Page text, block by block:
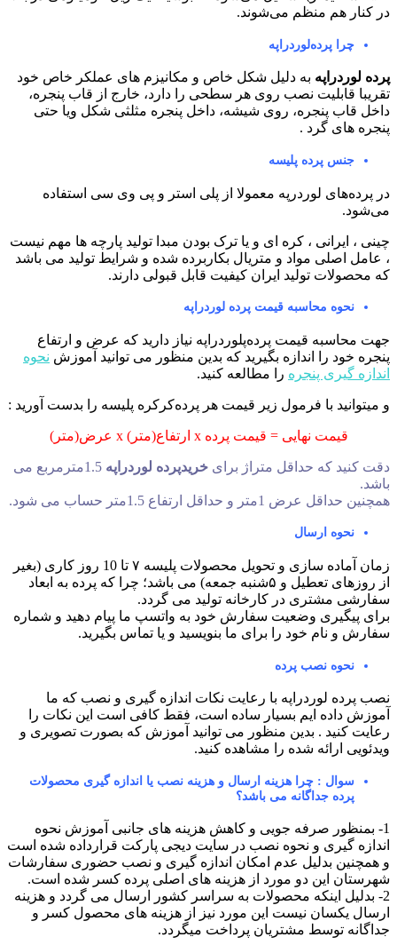
کنار هم منظم می‌شوند.
چرا پرده‌لوردراپه
لوردراپهبه دلیل شکل خاص و مکانیزم های عملکر خاص خود
قابلیت نصب روی هر سطحی را دارد، خارج از قاب پنجره،
قاب پنجره، روی شیشه، داخل پنجره مثلثی شکل ویا حتی
های گرد .
جنس پرده پلیسه
پرده‌های لوردرپه معمولا از پلی استر و پی وی سی استفاده
، ایرانی ، کره ای و یا ترک بودن مبدا تولید پارچه ها مهم نیست
عامل اصلی مواد و متریال بکاربرده شده و شرایط تولید می باشد
محصولات تولید ایران کیفیت قابل قبولی دارند.
نحوه محاسبه قیمت پرده لوردراپه
محاسبه قیمت پرده‌پلوردراپه نیاز دارید که عرض و ارتفاع
خود را اندازه بگیرید که بدین منظور می توانید آموزش نحوه
گیری پنجره را مطالعه کنید.
میتوانید با فرمول زیر قیمت هر پرده‌کرکره پلیسه را بدست آورید :
قیمت نهایی = قیمت پرده x ارتفاع(متر) x عرض(متر)
کنید که حداقل متراژ برایخریدپرده لوردراپه
1.5مترمربع می
حداقل عرض 1متر و حداقل ارتفاع 1.5متر حساب می شود.
نحوه ارسال
زمان آماده سازی و تحویل محصولات پلیسه ۷ تا 10 روز کاری (بغیر
از روزهای تعطیل و ۵شنبه جمعه) می باشد؛ چرا که پرده به ابعاد
مشتری در کارخانه تولید می گردد.
پیگیری وضعیت سفارش خود به واتسپ ما پیام دهید و شماره
و نام خود را برای ما بنویسید و یا تماس بگیرید.
نحوه نصب پرده
پرده لوردراپه با رعایت نکات اندازه گیری و نصب که ما
داده ایم بسیار ساده است، فقط کافی است این نکات را
کنید . بدین منظور می توانید آموزش که بصورت تصویری و
ارائه شده را مشاهده کنید.
سوال : چرا هزینه ارسال و هزینه نصب یا اندازه گیری محصولات
پرده جداگانه می باشد؟
1- بمنظور صرفه جویی و کاهش هزینه های جانبی آموزش نحوه
گیری و نحوه نصب در سایت دیجی پارکت قرارداده شده است
همچنین بدلیل عدم امکان اندازه گیری و نصب حضوری سفارشات
این دو مورد از هزینه های اصلی پرده کسر شده است.
2- بدلیل اینکه محصولات به سراسر کشور ارسال می گردد و هزینه
یکسان نیست این مورد نیز از هزینه های محصول کسر و
توسط مشتریان پرداخت میگردد.